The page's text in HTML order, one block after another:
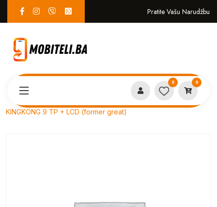
Pratite Vašu Narudžbu
0 0
KINGKONG 9 TP + LCD (former great)